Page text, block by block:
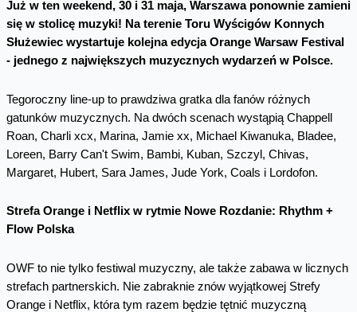
Już w ten weekend, 30 i 31 maja, Warszawa ponownie zamieni
się w stolicę muzyki! Na terenie Toru Wyścigów Konnych
Służewiec wystartuje kolejna edycja Orange Warsaw Festival
- jednego z największych muzycznych wydarzeń w Polsce.
Tegoroczny line-up to prawdziwa gratka dla fanów różnych
gatunków muzycznych. Na dwóch scenach wystąpią Chappell
Roan, Charli xcx, Marina, Jamie xx, Michael Kiwanuka, Bladee,
Loreen, Barry Can't Swim, Bambi, Kuban, Szczyl, Chivas,
Margaret, Hubert, Sara James, Jude York, Coals i Lordofon.
Strefa Orange i Netflix w rytmie Nowe Rozdanie: Rhythm +
Flow Polska
OWF to nie tylko festiwal muzyczny, ale także zabawa w licznych
strefach partnerskich. Nie zabraknie znów wyjątkowej Strefy
Orange i Netflix, która tym razem będzie tętnić muzyczną